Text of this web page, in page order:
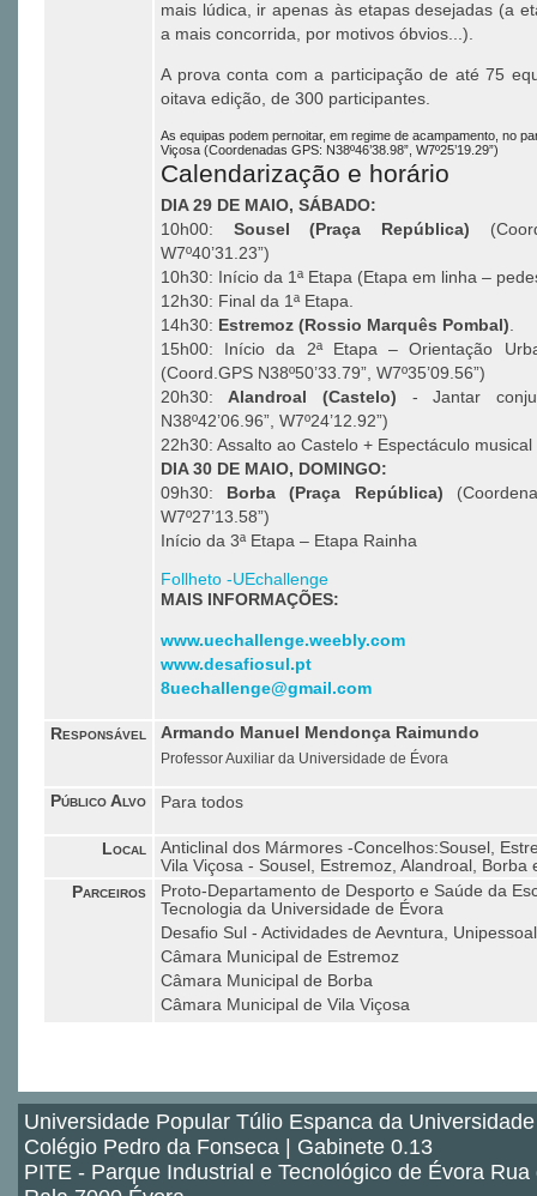
mais lúdica, ir apenas às etapas desejadas (a
a mais concorrida, por motivos óbvios...).
A prova conta com a participação de até 75
oitava edição, de 300 participantes.
As equipas podem pernoitar, em regime de acampamento, no
Viçosa (Coordenadas GPS: N38º46’38.98”, W7º25’19.29”)
Calendarização e horário
DIA 29 DE MAIO, SÁBADO:
10h00: Sousel (Praça República)
W7º40’31.23”)
10h30: Início da 1ª Etapa (Etapa em linha –
12h30: Final da 1ª Etapa.
14h30: Estremoz (Rossio Marquês Pombal).
15h00: Início da 2ª Etapa – Orientação
(Coord.GPS N38º50’33.79”, W7º35’09.56”)
20h30: Alandroal (Castelo) - Jantar
N38º42’06.96”, W7º24’12.92”)
22h30: Assalto ao Castelo + Espectáculo musical
DIA 30 DE MAIO, DOMINGO:
09h30:
Borba (Praça República)
W7º27’13.58”)
Início da 3ª Etapa – Etapa Rainha
Follheto -UEchallenge
MAIS INFORMAÇÕES:
www.uechallenge.weebly.com
www.desafiosul.pt
8uechallenge@gmail.com
Responsável Armando Manuel Mendonça Raimundo
Professor Auxiliar da Universidade de Évora
Público Alvo Para todos
Local
Anticlinal dos Mármores -Concelhos:Sousel,
Vila Viçosa - Sousel, Estremoz, Alandroal, Borba
Parceiros
Proto-Departamento de Desporto e Saúde da
Tecnologia da Universidade de Évora
Desafio Sul - Actividades de Aevntura,
Câmara Municipal de Estremoz
Câmara Municipal de Borba
Câmara Municipal de Vila Viçosa
Universidade Popular Túlio Espanca da
Colégio Pedro da Fonseca | Gabinete 0.13
PITE - Parque Industrial e Tecnológico de Évora Rua